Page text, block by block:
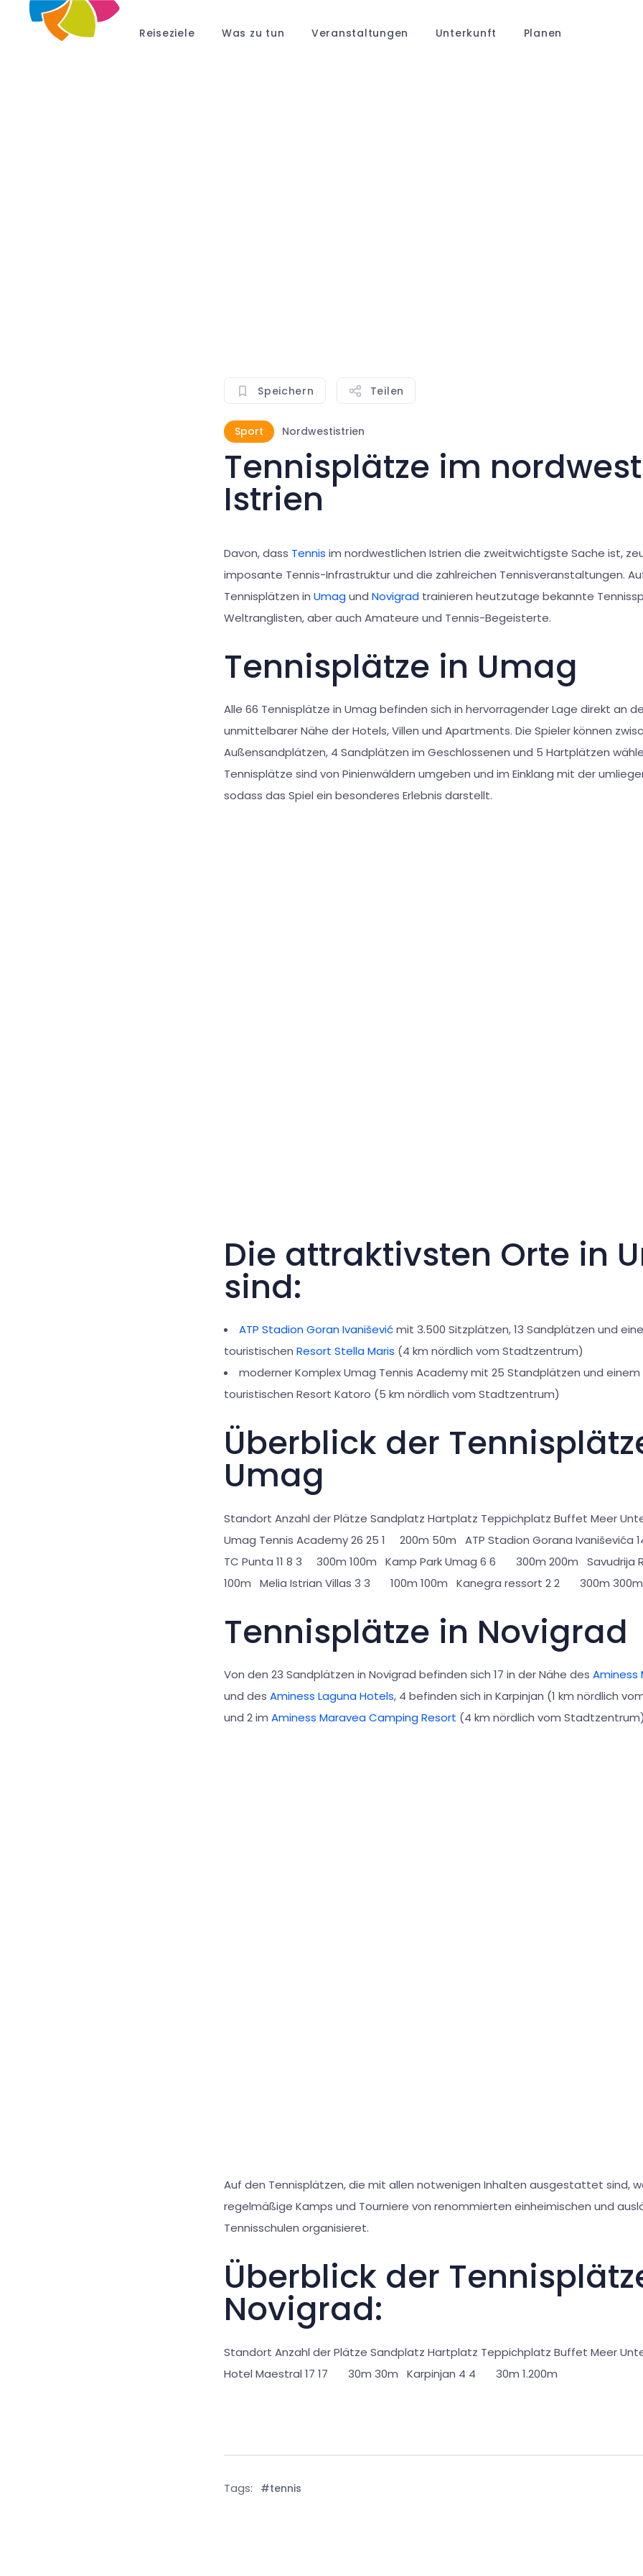
Reiseziele Was zu tun Veranstaltungen Unterkunft Planen
Speichern Teilen
Sport Nordwestistrien
Tennisplätze im
Istrien
Davon, dass Tennis im nordwestlichen Istrien die zweitwichtigste Sache ist,
imposante Tennis-Infrastruktur und die zahlreichen Tennisveranstaltungen.
Tennisplätzen in Umagund Novigrad trainieren heutzutage bekannte
Weltranglisten, aber auch Amateure und Tennis-Begeisterte.
Tennisplätze in Umag
Alle 66 Tennisplätze in Umag befinden sich in hervorragender Lage direkt an
unmittelbarer Nähe der Hotels, Villen und Apartments. Die Spieler können
Außensandplätzen, 4 Sandplätzen im Geschlossenen und 5 Hartplätzen
Tennisplätze sind von Pinienwäldern umgeben und im Einklang mit der
sodass das Spiel ein besonderes Erlebnis darstellt.
Die attraktivsten Orte in
sind:
ATP Stadion Goran Ivaniševićmit 3.500 Sitzplätzen, 13 Sandplätzen und
touristischen Resort Stella Maris (4 km nördlich vom Stadtzentrum)
moderner Komplex Umag Tennis Academy mit 25 Standplätzen und
touristischen Resort Katoro (5 km nördlich vom Stadtzentrum)
Überblick der
Umag
Standort Anzahl der Plätze Sandplatz Hartplatz Teppichplatz Buffet Meer
Umag Tennis Academy 26 25 1 200m 50m ATP Stadion Gorana Ivaniševića
TC Punta 11 8 3 300m 100m Kamp Park Umag 6 6 300m 200m
100m Melia Istrian Villas 3 3 100m 100m Kanegra ressort 2 2 300m
Tennisplätze in Novigrad
Von den 23 Sandplätzen in Novigrad befinden sich 17 in der Nähe des Aminess
und des Aminess Laguna Hotels, 4 befinden sich in Karpinjan (1 km nördlich
und 2 im Aminess Maravea Camping Resort (4 km nördlich vom
Auf den Tennisplätzen, die mit allen notwenigen Inhalten ausgestattet sind,
regelmäßige Kamps und Tourniere von renommierten einheimischen und
Tennisschulen organisieret.
Überblick der
Novigrad:
Standort Anzahl der Plätze Sandplatz Hartplatz Teppichplatz Buffet Meer
Hotel Maestral 17 17 30m 30m Karpinjan 4 4 30m 1.200m
Tags: #tennis